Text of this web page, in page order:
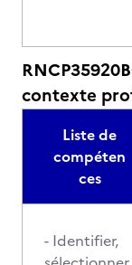
contexte
Liste de
compéten
ces
- Identifier,